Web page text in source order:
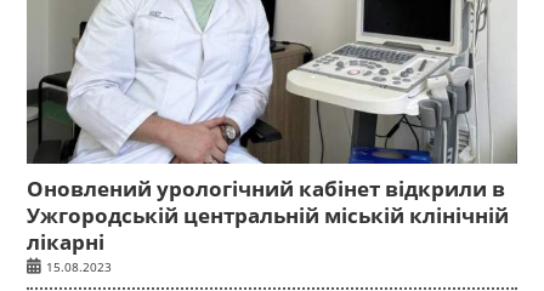
Оновлений урологічний кабінет відкрили в
Ужгородській центральній міській клінічній
лікарні
15.08.2023